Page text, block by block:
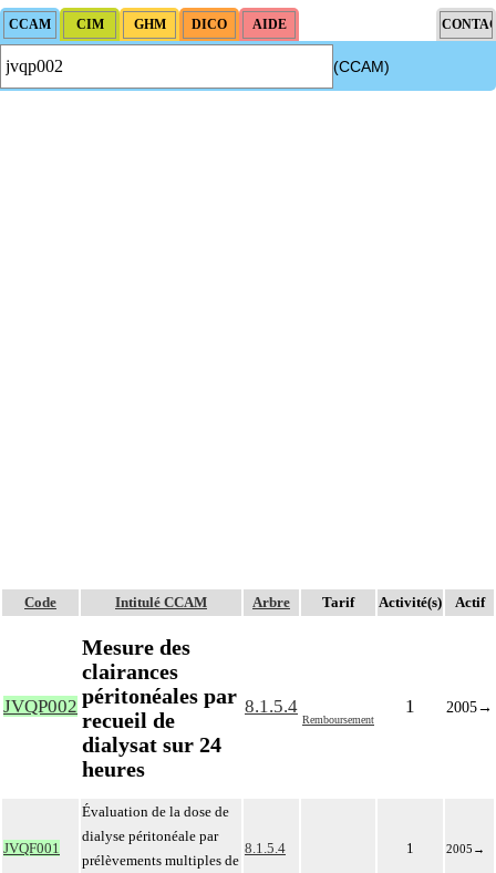
(CCAM)
Code Intitulé CCAM Arbre Tarif Activité(s) Actif
JVQP002
Mesure des
clairances
péritonéales par
recueil de
dialysat sur 24
heures
8.1.5.4
Remboursement
1 2005→
JVQF001
Évaluation de la dose de
dialyse péritonéale par
prélèvements multiples de
8.1.5.4 1 2005 →